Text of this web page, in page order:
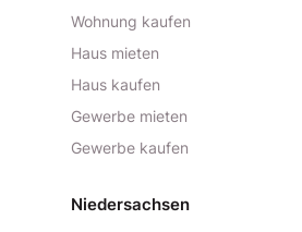
Wohnung kaufen
Haus mieten
Haus kaufen
Gewerbe mieten
Gewerbe kaufen
Niedersachsen